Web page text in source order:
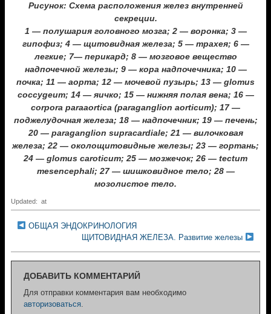
Рисунок: Схема расположения желез внутренней
секреции.
1 — полушария головного мозга; 2 — воронка; 3 —
гипофиз; 4 — щитовидная железа; 5 — трахея; 6 —
легкие; 7— перикард; 8 — мозговое вещество
надпочечной железы; 9 — кора надпочечника; 10 —
почка; 11 — аорта; 12 — мочевой пузырь; 13 — glomus
coccygeum; 14 — яичко; 15 — нижняя полая вена; 16 —
corpora paraaortica (paraganglion aorticum); 17 —
поджелудочная железа; 18 — надпочечник; 19 — печень;
20 — paraganglion supracardiale; 21 — вилочковая
железа; 22 — околощитовидные железы; 23 — гортань;
24 — glomus caroticum; 25 — мозжечок; 26 — tectum
mesencephali; 27 — шишковидное тело; 28 —
мозолистое тело.
Updated: at
ОБЩАЯ ЭНДОКРИНОЛОГИЯ
ЩИТОВИДНАЯ ЖЕЛЕЗА. Развитие железы
ДОБАВИТЬ КОММЕНТАРИЙ
Для отправки комментария вам необходимо
авторизоваться.